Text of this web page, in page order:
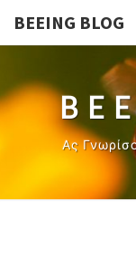
BEEING BLOG
Ας